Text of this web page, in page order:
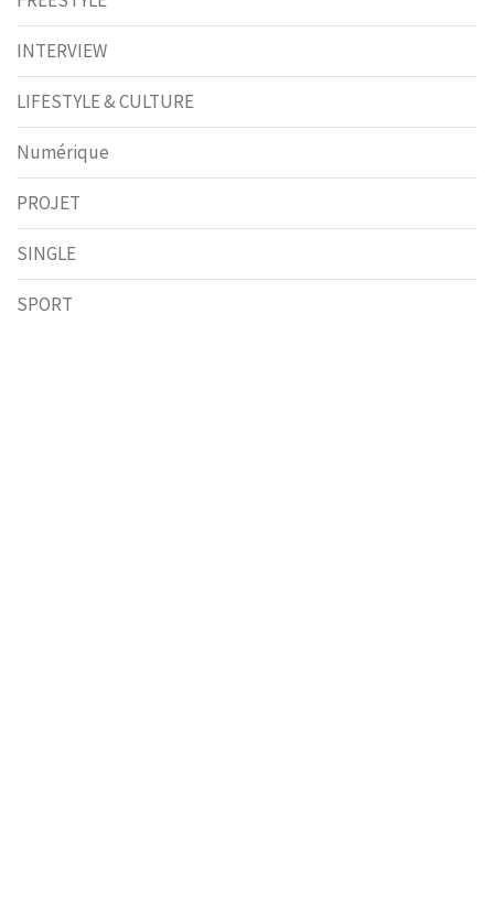
INTERVIEW
LIFESTYLE & CULTURE
Numérique
PROJET
SINGLE
SPORT